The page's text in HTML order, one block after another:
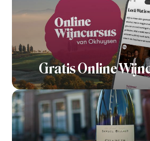
Gratis Online